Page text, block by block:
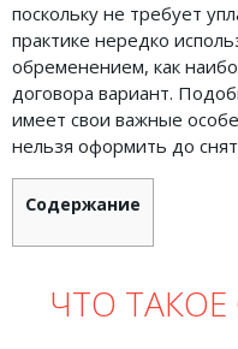
поскольку не требует
практике нередко
обременением, как
договора вариант.
имеет свои важные
нельзя оформить до
Содержание
ЧТО
Документы и договора
Жилищное право
Законы, кодексы и
Защита прав
Земельное право
Медицинское право
Миграционное право